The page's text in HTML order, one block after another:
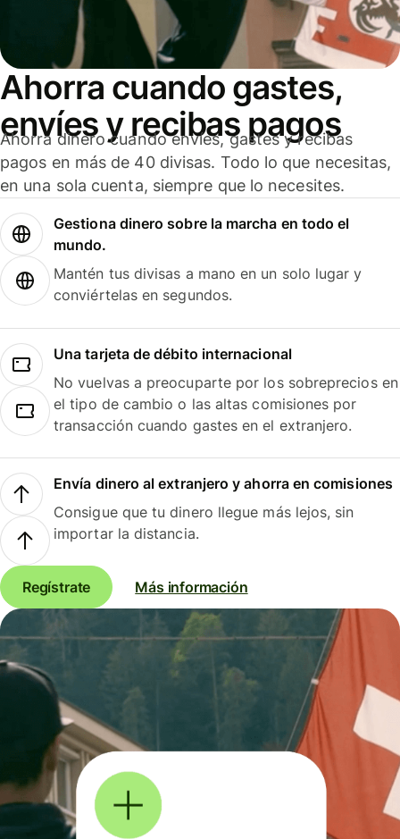
Ahorra cuando gastes,
envíes y recibas pagos
Ahorra dinero cuando envíes, gastes y recibas
pagos en más de 40 divisas. Todo lo que necesitas,
en una sola cuenta, siempre que lo necesites.
Gestiona dinero sobre la marcha en todo el
mundo.
Mantén tus divisas a mano en un solo lugar y
conviértelas en segundos.
Una tarjeta de débito internacional
No vuelvas a preocuparte por los sobreprecios en
el tipo de cambio o las altas comisiones por
transacción cuando gastes en el extranjero.
Envía dinero al extranjero y ahorra en comisiones
Consigue que tu dinero llegue más lejos, sin
importar la distancia.
Regístrate Más información